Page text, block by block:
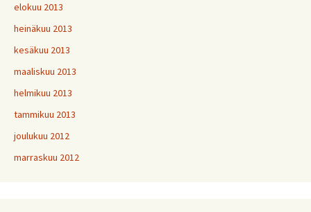
elokuu 2013
heinäkuu 2013
kesäkuu 2013
maaliskuu 2013
helmikuu 2013
tammikuu 2013
joulukuu 2012
marraskuu 2012